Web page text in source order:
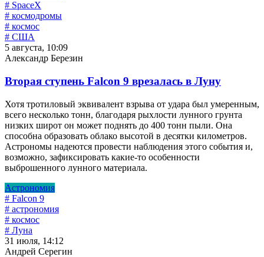
# SpaceX
# космодромы
# космос
# США
5 августа, 10:09
Александр Березин
Вторая ступень Falcon 9 врезалась в Луну
Хотя тротиловый эквивалент взрыва от удара был умеренным,
всего несколько тонн, благодаря рыхлости лунного грунта
низких широт он может поднять до 400 тонн пыли. Она
способна образовать облако высотой в десятки километров.
Астрономы надеются провести наблюдения этого события и,
возможно, зафиксировать какие-то особенности
выброшенного лунного материала.
Астрономия
# Falcon 9
# астрономия
# космос
# Луна
31 июля, 14:12
Андрей Серегин